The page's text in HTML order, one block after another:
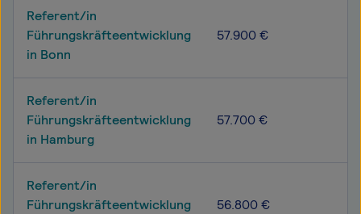
Referent/in
Führungskräfteentwicklung
in Bonn
57.900 €
Referent/in
Führungskräfteentwicklung
in Hamburg
57.700 €
Referent/in
Führungskräfteentwicklung
56.800 €